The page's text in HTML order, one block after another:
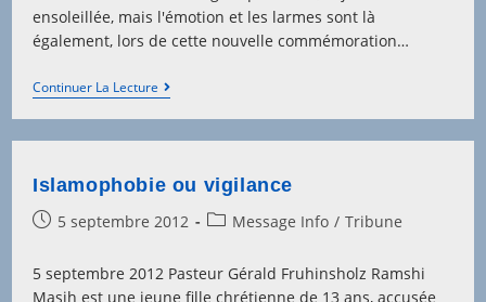
ensoleillée, mais l'émotion et les larmes sont là
également, lors de cette nouvelle commémoration…
Continuer La LectureYom
Hashoah
2013
–
Deuil…
Islamophobie ou vigilance
Post5 septembre 2012
PostMessage Info / Tribune
5 septembre 2012 Pasteur Gérald Fruhinsholz Ramshi
Masih est une jeune fille chrétienne de 13 ans, accusée